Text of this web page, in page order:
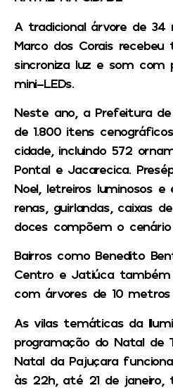
A tradicional árvore de 34
Marco dos Corais recebeu
sincroniza luz e som com
mini-LEDs.
Neste ano, a Prefeitura
de 1.800 itens
cidade, incluindo 572
Pontal e Jacarecica.
Noel, letreiros luminosos
renas, guirlandas, caixas
doces compõem o cenário
Bairros como Benedito
Centro e Jatiúca
com árvores de 10
As vilas temáticas da
programação do Natal de
Natal da Pajuçara
às 22h, até 21 de janeiro,